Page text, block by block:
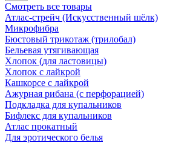
Смотреть все товары
Атлас-стрейч (Искусственный шёлк)
Микрофибра
Бюстовый трикотаж (трилобал)
Бельевая утягивающая
Хлопок (для ластовицы)
Хлопок с лайкрой
Кашкорсе с лайкрой
Ажурная рибана (с перфорацией)
Подкладка для купальников
Бифлекс для купальников
Атлас прокатный
Для эротического белья